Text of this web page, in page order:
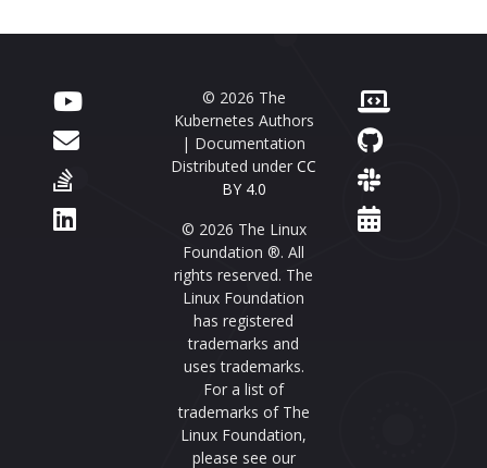
© 2026 The
Kubernetes Authors
| Documentation
Distributed under CC
BY 4.0
© 2026 The Linux
Foundation ®. All
rights reserved. The
Linux Foundation
has registered
trademarks and
uses trademarks.
For a list of
trademarks of The
Linux Foundation,
please see our